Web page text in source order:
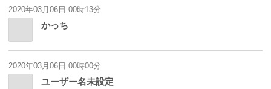
2020年03月06日 00時13分
かっち
2020年03月06日 00時00分
ユーザー名未設定